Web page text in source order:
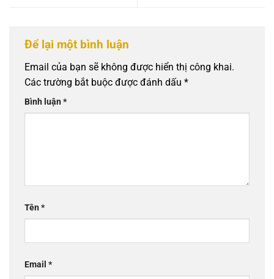
Để lại một bình luận
Email của bạn sẽ không được hiển thị công khai.
Các trường bắt buộc được đánh dấu *
Bình luận*
Tên*
Email *